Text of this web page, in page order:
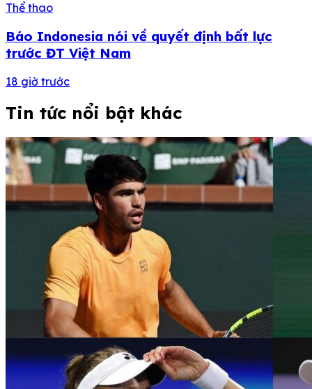
Thể thao
Báo Indonesia nói về quyết định bất lực
trước ĐT Việt Nam
18 giờ trước
Tin tức nổi bật khác